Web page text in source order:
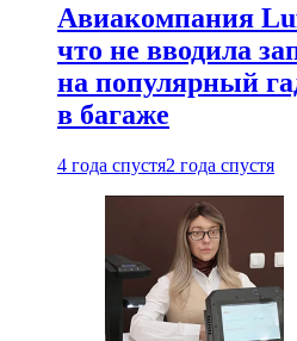
Авиакомпания
что не вводила
на популярный
в багаже
4 года спустя2 года спустя